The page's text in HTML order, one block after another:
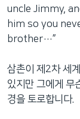
uncle Jimmy,
him so you
brother…”
삼촌이 제2차 세
있지만 그에게 무
경을 토로합니다.